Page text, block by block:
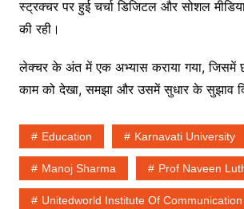
स्ट्रक्चर पर हुई चर्चा डिजिटल और सोशल
की रही।
लेक्चर के अंत में एक अभ्यास कराया गया, जिसमें
काम को देखा, समझा और उसमें सुधार के सुझाव
Education Karnavati University
Manoj Sharma Prof Naveen
Unitedworld Institute Of